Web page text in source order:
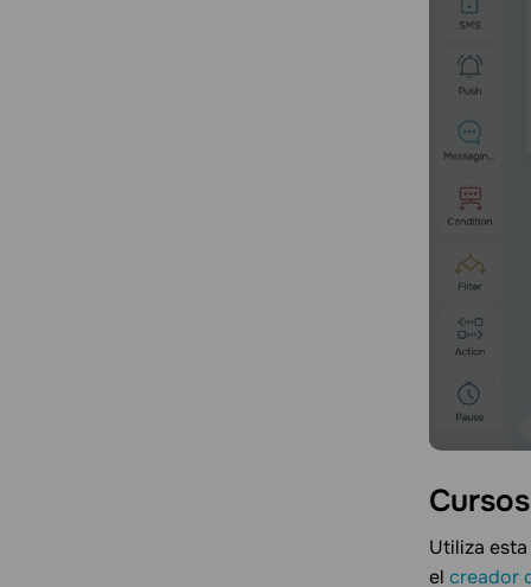
Cursos
Utiliza
el creador